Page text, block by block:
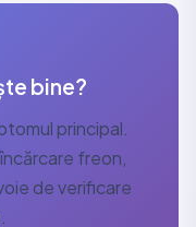
bine?
principal.
freon,
de verificare